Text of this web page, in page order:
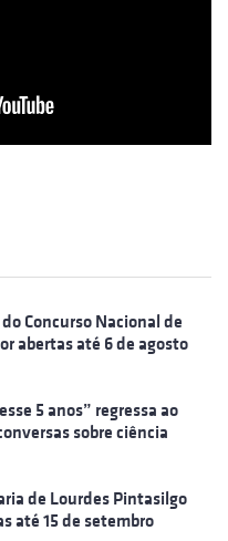
Concurso Nacional de
abertas até 6 de agosto
5 anos” regressa ao
sobre ciência
de Lourdes Pintasilgo
até 15 de setembro